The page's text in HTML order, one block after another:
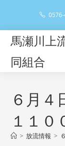
テ
馬瀬川上
同組合
６月４
１１０
> 放流情報 >